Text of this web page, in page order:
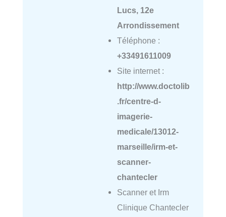
Lucs, 12e
Arrondissement
Téléphone :
+33491611009
Site internet :
http://www.doctolib
.fr/centre-d-
imagerie-
medicale/13012-
marseille/irm-et-
scanner-
chantecler
Scanner et Irm
Clinique Chantecler